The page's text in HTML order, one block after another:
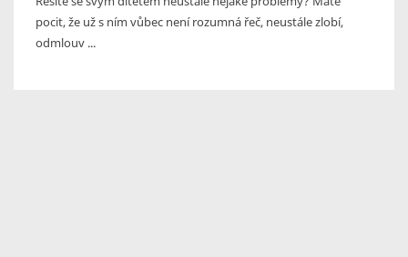
pocit, že už s ním vůbec není rozumná řeč, neustále zlobí,
odmlouv ...